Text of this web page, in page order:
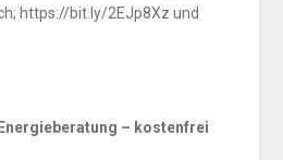
https://bit.ly/2EJp8Xz und
– kostenfrei